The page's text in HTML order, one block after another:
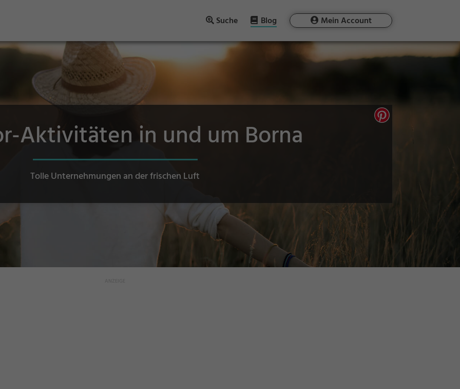
Suche Blog Mein Account
Aktivitäten in und um Borna
Tolle Unternehmungen an der frischen Luft